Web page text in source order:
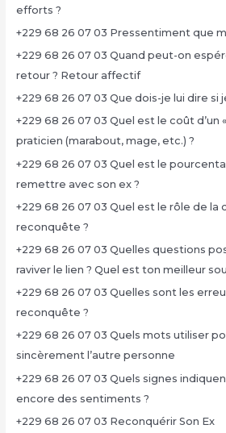
efforts ?
+229 68 26 07 03 Pressentiment que
+229 68 26 07 03 Quand peut-on
retour ? Retour affectif
+229 68 26 07 03 Que dois-je lui dire si
+229 68 26 07 03 Quel est le coût d’un
praticien (marabout, mage, etc.) ?
+229 68 26 07 03 Quel est le
remettre avec son ex ?
+229 68 26 07 03 Quel est le rôle de la
reconquête ?
+229 68 26 07 03 Quelles questions
raviver le lien ? Quel est ton meilleur
+229 68 26 07 03 Quelles sont les
reconquête ?
+229 68 26 07 03 Quels mots utiliser
sincèrement l’autre personne
+229 68 26 07 03 Quels signes
encore des sentiments ?
+229 68 26 07 03 Reconquérir Son Ex